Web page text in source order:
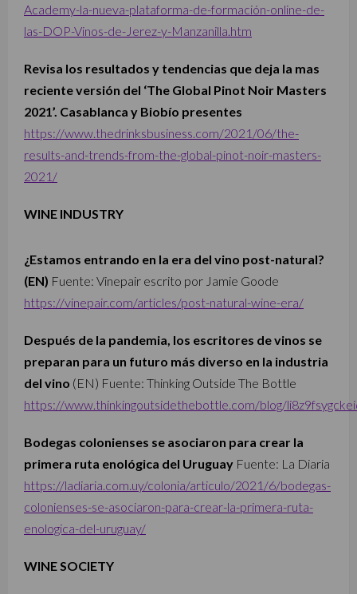
Academy-la-nueva-plataforma-de-formación-online-de-
las-DOP-Vinos-de-Jerez-y-Manzanilla.htm
Revisa los resultados y tendencias que deja la mas
reciente versión del ‘The Global Pinot Noir Masters
2021’. Casablanca y Biobío presentes
https://www.thedrinksbusiness.com/2021/06/the-
results-and-trends-from-the-global-pinot-noir-masters-
2021/
WINE INDUSTRY
¿Estamos entrando en la era del vino post-natural?
(EN) Fuente: Vinepair escrito por Jamie Goode
https://vinepair.com/articles/post-natural-wine-era/
Después de la pandemia, los escritores de vinos se
preparan para un futuro más diverso en la industria
del vino (EN) Fuente: Thinking Outside The Bottle
https://www.thinkingoutsidethebottle.com/blog/
Bodegas colonienses se asociaron para crear la
primera ruta enológica del Uruguay Fuente: La Diaria
https://ladiaria.com.uy/colonia/articulo/2021/6/bodegas-
colonienses-se-asociaron-para-crear-la-primera-ruta-
enologica-del-uruguay/
WINE SOCIETY